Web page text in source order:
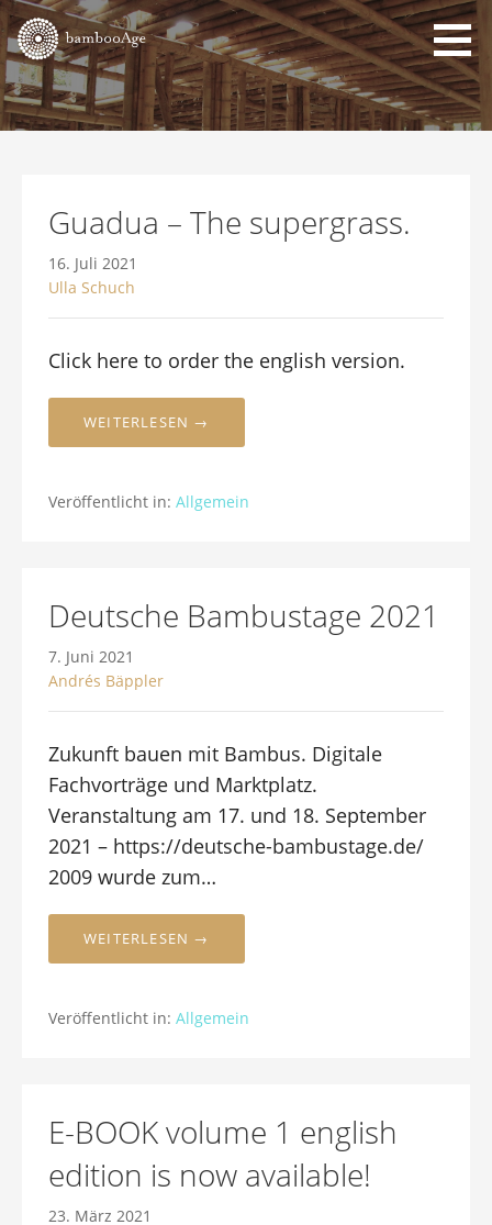
Zum
Inhalt
springen
bamboo-
age.com
Das
Bambuszeitalter
hat begonnen!
Guadua – The supergrass.
16. Juli 2021
Ulla Schuch
Click here to order the english version.
WEITERLESEN →
Veröffentlicht in: Allgemein
Deutsche Bambustage 2021
7. Juni 2021
Andrés Bäppler
Zukunft bauen mit Bambus. Digitale
Fachvorträge und Marktplatz.
Veranstaltung am 17. und 18. September
2021 – https://deutsche-bambustage.de/
2009 wurde zum…
WEITERLESEN →
Veröffentlicht in: Allgemein
E-BOOK volume 1 english
edition is now available!
23. März 2021